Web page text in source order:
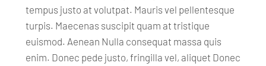
tempus justo at volutpat. Mauris vel pellentesque
turpis. Maecenas suscipit quam at tristique
euismod. Aenean Nulla consequat massa quis
enim. Donec pede justo, fringilla vel, aliquet Donec